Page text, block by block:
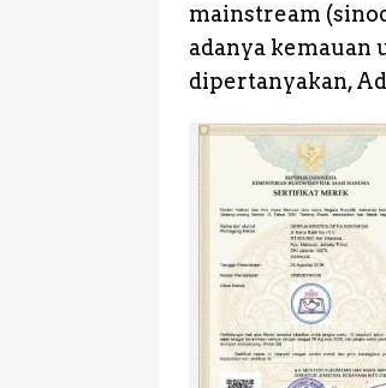
mainstream
adanya kemauan
dipertanyakan,